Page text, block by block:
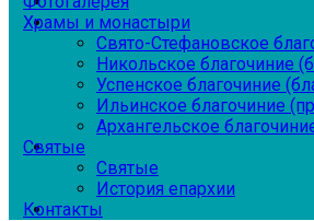
Храмы и монастыри
Свято-Стефановское
Никольское благочиние
Успенское благочиние
Ильинское благочиние
Архангельское
Святые
Святые
История епархии
Контакты